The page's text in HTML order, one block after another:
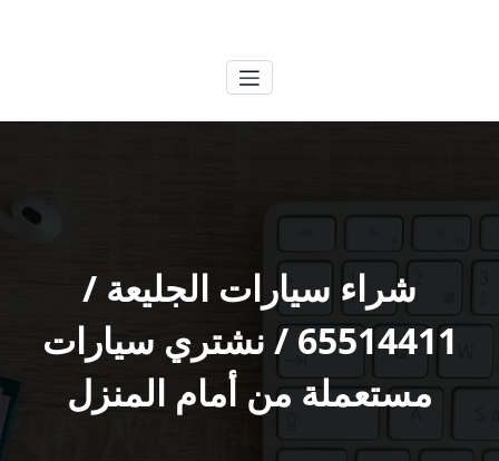
شراء سيارات الجليعة /
65514411 / نشتري سيارات
مستعملة من أمام المنزل